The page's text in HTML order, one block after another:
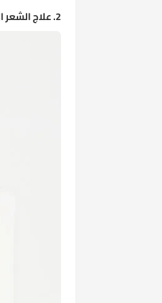
2. علاج الشعر الأسطوري: Olaplex No.3 Hair Perfector